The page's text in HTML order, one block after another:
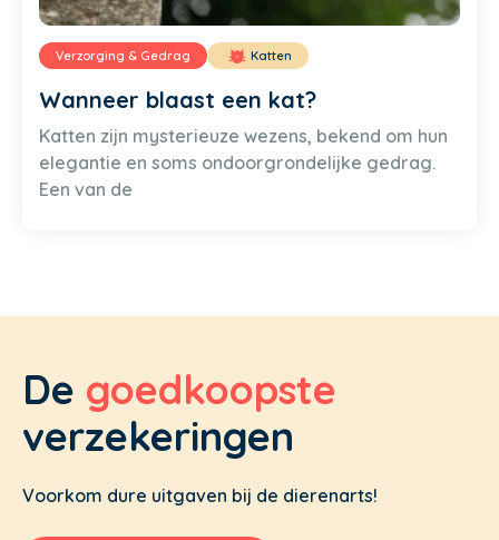
Verzorging & Gedrag Katten
Wanneer blaast een kat?
Katten zijn mysterieuze wezens, bekend om hun
elegantie en soms ondoorgrondelijke gedrag.
Een van de
De goedkoopste
verzekeringen
Voorkom dure uitgaven bij de dierenarts!